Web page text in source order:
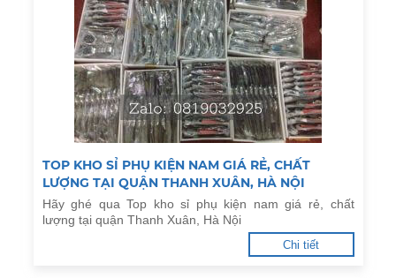
TOP KHO SỈ PHỤ KIỆN NAM GIÁ RẺ, CHẤT
LƯỢNG TẠI QUẬN THANH XUÂN, HÀ NỘI
Hãy ghé qua Top kho sỉ phụ kiện nam giá rẻ, chất
lượng tại quận Thanh Xuân, Hà Nội
Chi tiết